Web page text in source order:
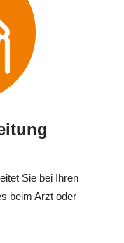
Sie bei Ihren
beim Arzt oder